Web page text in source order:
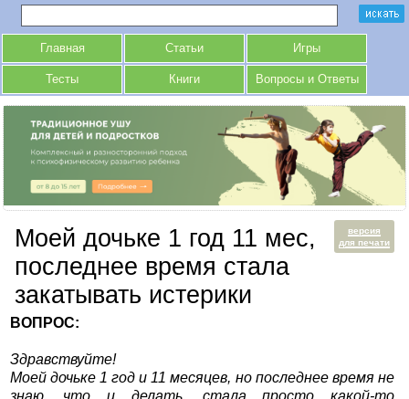
Главная Статьи Игры
Тесты Книги Вопросы и Ответы
версия
для печати
Моей дочьке 1 год 11 мес,
последнее время стала
закатывать истерики
ВОПРОС:
Здравствуйте!
Моей дочьке 1 год и 11 месяцев, но последнее время не
знаю, что и делать. стала просто какой-то